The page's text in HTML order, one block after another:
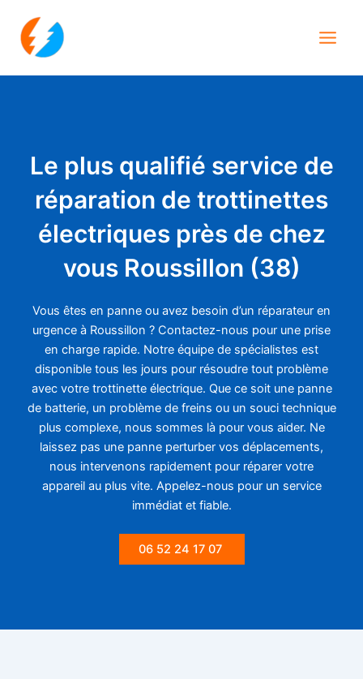
contenu
Le plus qualifié service de
réparation de trottinettes
électriques près de chez
vous Roussillon (38)
Vous êtes en panne ou avez besoin d’un réparateur en
urgence à Roussillon ? Contactez-nous pour une prise
en charge rapide. Notre équipe de spécialistes est
disponible tous les jours pour résoudre tout problème
avec votre trottinette électrique. Que ce soit une panne
de batterie, un problème de freins ou un souci technique
plus complexe, nous sommes là pour vous aider. Ne
laissez pas une panne perturber vos déplacements,
nous intervenons rapidement pour réparer votre
appareil au plus vite. Appelez-nous pour un service
immédiat et fiable.
06 52 24 17 07